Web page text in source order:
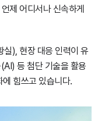
제 어디서나 신속하게
실), 현장 대응 인력이 유
등 첨단 기술을 활용
힘쓰고 있습니다.